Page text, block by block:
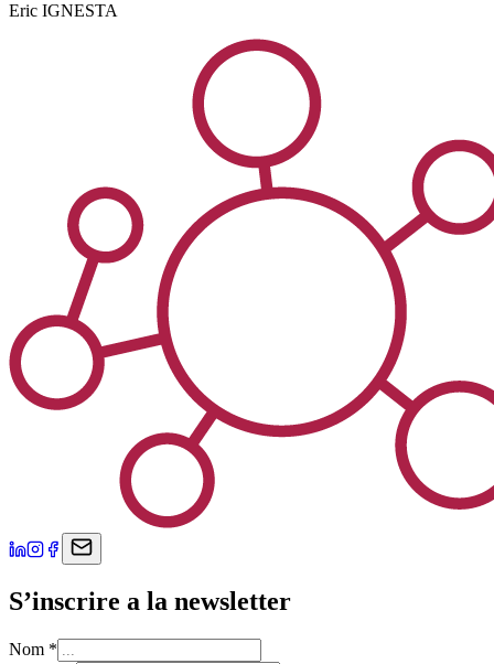
Eric IGNESTA
S’inscrire a la newsletter
Nom *